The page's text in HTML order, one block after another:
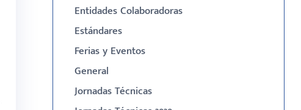
Entidades Colaboradoras
Estándares
Ferias y Eventos
General
Jornadas Técnicas